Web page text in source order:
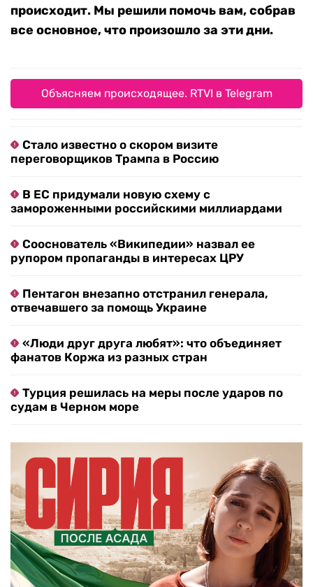
происходит. Мы решили помочь вам, собрав
все основное, что произошло за эти дни.
Объясняем происходящее. RTVI в Telegram
Стало известно о скором визите
переговорщиков Трампа в Россию
В ЕС придумали новую схему с
замороженными российскими миллиардами
Сооснователь «Википедии» назвал ее
рупором пропаганды в интересах ЦРУ
Пентагон внезапно отстранил генерала,
отвечавшего за помощь Украине
«Люди друг друга любят»: что объединяет
фанатов Коржа из разных стран
Турция решилась на меры после ударов по
судам в Черном море